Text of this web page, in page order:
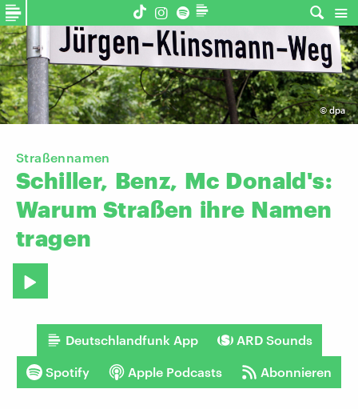
©dpa
Straßennamen
Schiller, Benz, Mc Donald's:
Warum Straßen ihre Namen
tragen
Deutschlandfunk App ARD Sounds
Spotify Apple Podcasts Abonnieren